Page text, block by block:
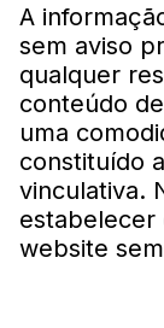
A
sem aviso
qualquer
conteúdo
uma
constituído
vinculativa.
estabelecer
website